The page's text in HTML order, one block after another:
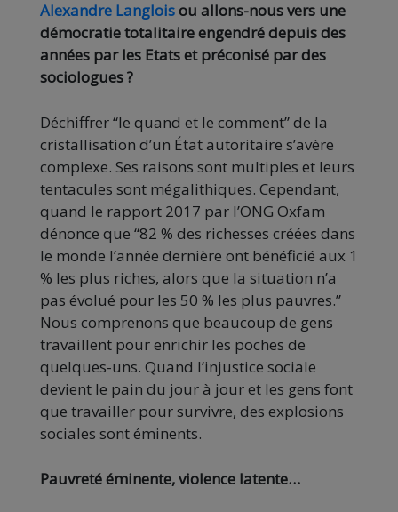
Alexandre Langloisou allons-nous vers une
démocratie totalitaire engendré depuis des
années par les Etats et préconisé par des
sociologues ?
Déchiffrer “le quand et le comment” de la
cristallisation d’un État autoritaire s’avère
complexe. Ses raisons sont multiples et leurs
tentacules sont mégalithiques. Cependant,
quand le rapport 2017 par l’ONG Oxfam
dénonce que “82 % des richesses créées dans
le monde l’année dernière ont bénéficié aux 1
% les plus riches, alors que la situation n’a
pas évolué pour les 50 % les plus pauvres.”
Nous comprenons que beaucoup de gens
travaillent pour enrichir les poches de
quelques-uns. Quand l’injustice sociale
devient le pain du jour à jour et les gens font
que travailler pour survivre, des explosions
sociales sont éminents.
Pauvreté éminente, violence latente…